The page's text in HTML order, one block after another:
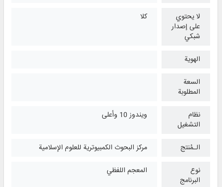
لا يحتوي
على إصدار
شبكي
كلا
الهوية
السعة
المطلوبة
نظام
التشغیل
ويندوز 10 وأعلی
الـمُنتج
مركز البحوث الكمبيوترية للعلوم الإسلامية
نوع
البرنامج
المعجم اللفظي